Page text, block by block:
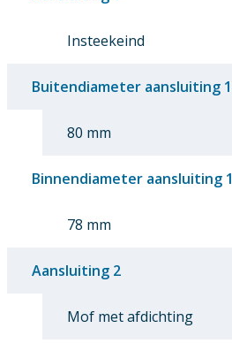
Insteekeind
Buitendiameter aansluiting 1
80 mm
Binnendiameter aansluiting 1
78 mm
Aansluiting 2
Mof met afdichting